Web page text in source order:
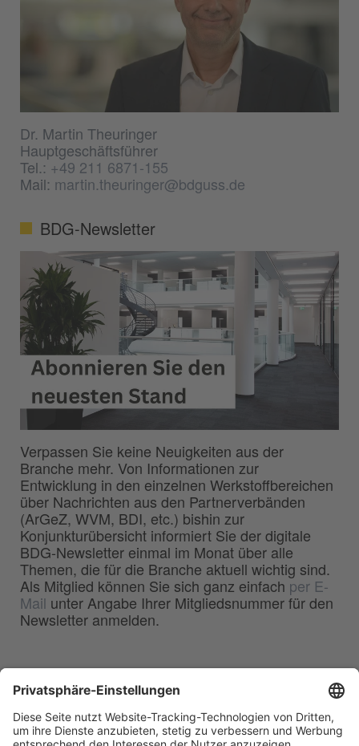
Dr. Martin Theuringer
Hauptgeschäftsführer
Tel.:+49 211 6871-155
Mail: martin.theuringer@bdguss.de
BDG-Newsletter
Verpassen Sie keine Neuigkeiten aus der
Branche mehr. Von Informationen zur
Entwicklung in den einzelnen Werkstoffbereichen
über Nachrichten aus den Partnerverbänden
(ArGeZ, WVM, BDI, etc.) bishin zur
Konjunkturübersicht informiert Sie der digitale
BDG-Newsletter einmal im Monat über alle
Themen, die für die Branche aktuell wichtig sind.
Als Mitglied können Sie sich ganz einfach per E-
Mail unter Angabe Ihrer Mitgliedsnummer für den
Newsletter anmelden.